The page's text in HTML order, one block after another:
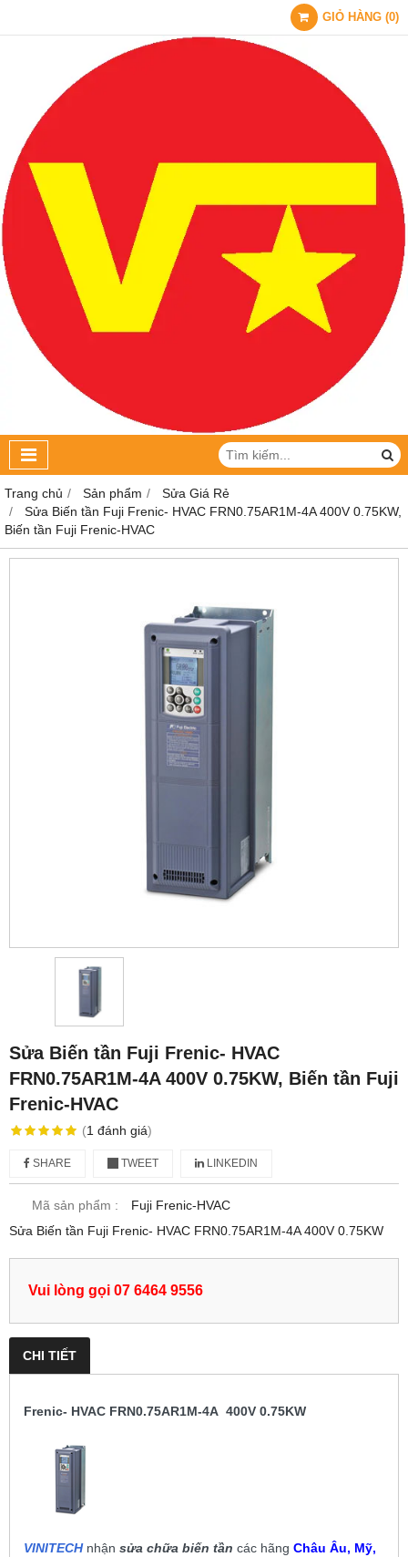
GIỎ HÀNG (0)
Trang chủ Sản phẩm
Sửa Giá Rẻ
Sửa Biến tần Fuji Frenic- HVAC FRN0.75AR1M-4A 400V 0.75KW,
Biến tần Fuji Frenic-HVAC
Sửa Biến tần Fuji Frenic- HVAC
FRN0.75AR1M-4A 400V 0.75KW, Biến tần Fuji
Frenic-HVAC
(1 đánh giá)
SHARE TWEET LINKEDIN
Mã sản phẩm :
Fuji Frenic-HVAC
Sửa Biến tần Fuji Frenic- HVAC FRN0.75AR1M-4A 400V 0.75KW
Vui lòng gọi 07 6464 9556
CHI TIẾT
Frenic- HVAC FRN0.75AR1M-4A 400V 0.75KW
VINITECHnhận sửa chữa biến tần các hãng Châu Âu, Mỹ,